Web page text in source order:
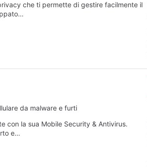
che ti permette di gestire facilmente il
da malware e furti
con la sua Mobile Security & Antivirus.
e…